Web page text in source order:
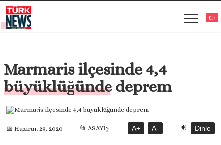
Marmaris ilçesinde 4,4
büyüklüğünde deprem
📅 Haziran 29, 2020 📂 ASAYİŞ A+ A- 🔊 Dinle